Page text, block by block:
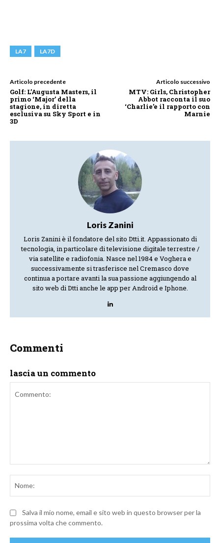
LA7 LA7D
Articolo precedente
Golf: L’Augusta Masters, il
primo ‘Major’ della
stagione, in diretta
esclusiva su Sky Sport e in
3D
Articolo successivo
MTV: Girls, Christopher
Abbot racconta il suo
‘Charlie’e il rapporto con
Marnie
Loris Zanini
Loris Zanini è il fondatore del sito Dtti.it. Appassionato di
tecnologia, in particolare di televisione digitale terrestre /
via satellite e radiofonia. Nasce nel 1984 e Voghera e
successivamente si trasferisce nel Cremasco dove
continua a portare avanti la sua passione aggiungendo al
sito web di Dtti anche le app per Android e Iphone.
Commenti
lascia un commento
Salva il mio nome, email e sito web in questo browser per la
prossima volta che commento.